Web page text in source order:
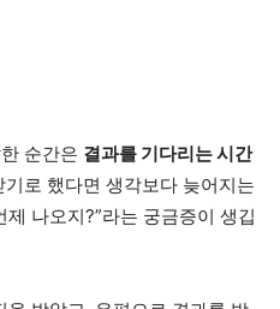
순간은 결과를 기다리는 시간
로 했다면 생각보다 늦어지는
나오지?”라는 궁금증이 생깁